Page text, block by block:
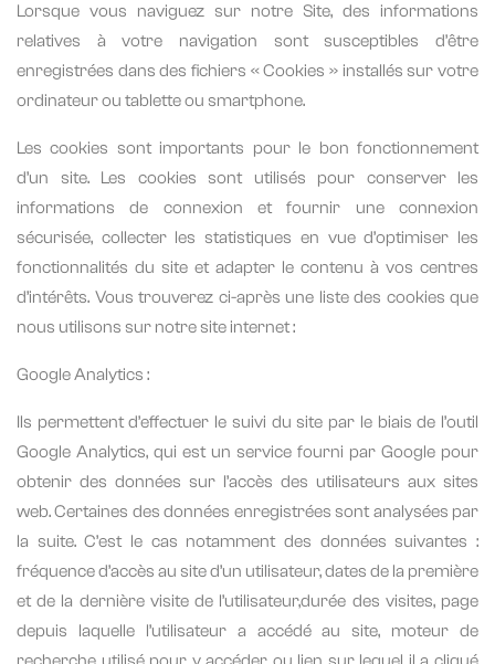
Lorsque vous naviguez sur notre Site, des informations
relatives à votre navigation sont susceptibles d’être
enregistrées dans des fichiers « Cookies » installés sur votre
ordinateur ou tablette ou smartphone.
Les cookies sont importants pour le bon fonctionnement
d’un site. Les cookies sont utilisés pour conserver les
informations de connexion et fournir une connexion
sécurisée, collecter les statistiques en vue d’optimiser les
fonctionnalités du site et adapter le contenu à vos centres
d’intérêts. Vous trouverez ci-après une liste des cookies que
nous utilisons sur notre site internet :
Google Analytics :
Ils permettent d’effectuer le suivi du site par le biais de l’outil
Google Analytics, qui est un service fourni par Google pour
obtenir des données sur l’accès des utilisateurs aux sites
web. Certaines des données enregistrées sont analysées par
la suite. C’est le cas notamment des données suivantes :
fréquence d’accès au site d’un utilisateur, dates de la première
et de la dernière visite de l’utilisateur,durée des visites, page
depuis laquelle l’utilisateur a accédé au site, moteur de